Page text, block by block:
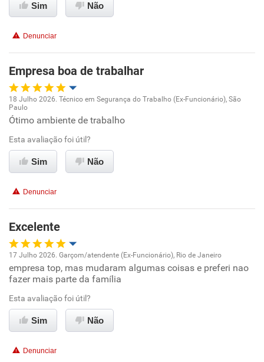
Benefícios
Recomenda esta empresa
Recomenda a diretoria
Sim Não
Denunciar
Empresa boa de trabalhar
Oportunidade de promoção
Ambiente de trabalho
Conciliação com a vida familiar
Recomenda esta empresa
Recomenda a diretoria
18 Julho 2026. Técnico em Segurança do Trabalho (Ex-Funcionário), São
Paulo
Ótimo ambiente de trabalho
Esta avaliação foi útil?
Sim Não
Denunciar
Excelente
Oportunidade de promoção
Ambiente de trabalho
Conciliação com a vida familiar
17 Julho 2026. Garçom/atendente (Ex-Funcionário), Rio de Janeiro
empresa top, mas mudaram algumas coisas e preferi nao
fazer mais parte da família
Esta avaliação foi útil?
Sim Não
Denunciar